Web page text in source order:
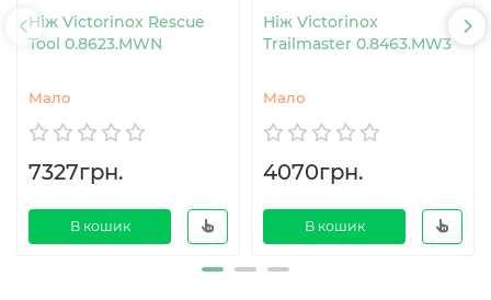
Ніж Victorinox Rescue
Tool 0.8623.MWN
Мало
7327грн.
В кошик
Ніж Victorinox
Trailmaster 0.8463.MW3
Мало
4070грн.
В кошик